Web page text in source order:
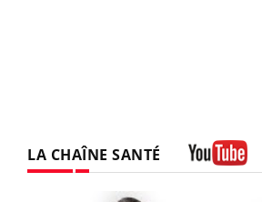
LA CHAÎNE SANTÉ